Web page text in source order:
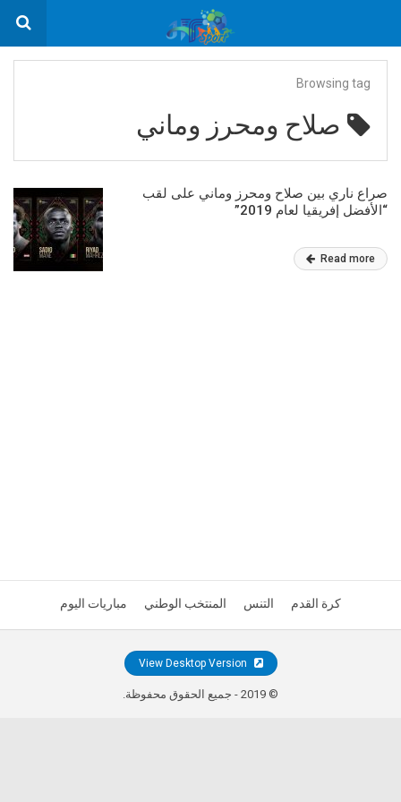
Browsing tag
صلاح ومحرز وماني
صراع ناري بين صلاح ومحرز وماني على لقب
“الأفضل إفريقيا لعام 2019”
Read more
كرة القدم التنس المنتخب الوطني مباريات اليوم
© 2019 - جميع الحقوق محفوظة.